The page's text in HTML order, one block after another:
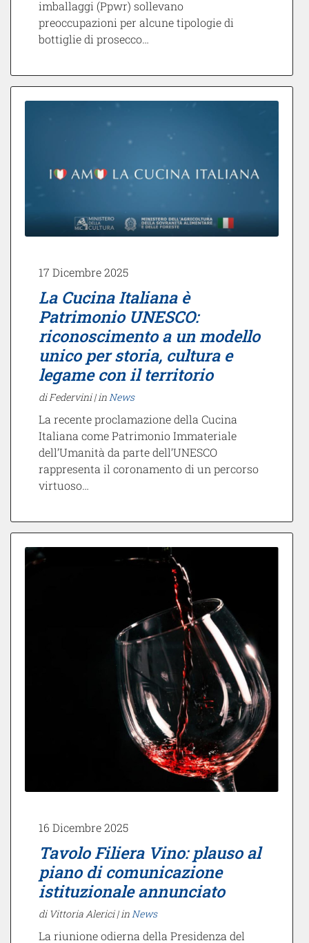
imballaggi (Ppwr) sollevano
preoccupazioni per alcune tipologie di
bottiglie di prosecco…
17 Dicembre 2025
La Cucina Italiana è
Patrimonio UNESCO:
riconoscimento a un modello
unico per storia, cultura e
legame con il territorio
di Federvini |inNews
La recente proclamazione della Cucina
Italiana come Patrimonio Immateriale
dell’Umanità da parte dell’UNESCO
rappresenta il coronamento di un percorso
virtuoso…
16 Dicembre 2025
Tavolo Filiera Vino: plauso al
piano di comunicazione
istituzionale annunciato
di Vittoria Alerici | in News
La riunione odierna della Presidenza del